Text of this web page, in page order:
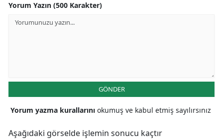
Yorum Yazın (500 Karakter)
GÖNDER
Yorum yazma kurallarını okumuş ve kabul etmiş sayılırsınız
Aşağıdaki görselde işlemin sonucu kaçtır